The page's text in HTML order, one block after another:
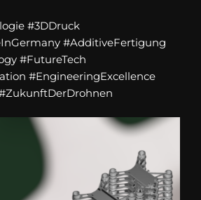
#3DDruck
#AdditiveFertigung
#FutureTech
#EngineeringExcellence